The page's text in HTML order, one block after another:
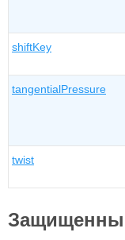
shiftKey
tangentialPressure
twist